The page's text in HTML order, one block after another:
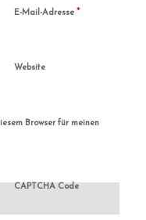
E-Mail-Adresse *
Website
Browser für meinen
CAPTCHA Code